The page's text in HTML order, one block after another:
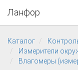
Ланфор
Каталог
Измерители
Влагомеры